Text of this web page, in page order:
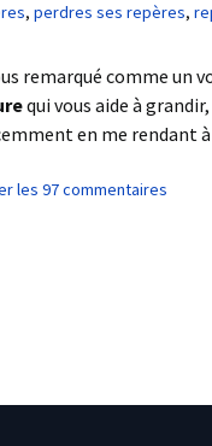
, perdres ses repères,
remarqué comme un
qui vous aide à
en me rendant à
les 97 commentaires